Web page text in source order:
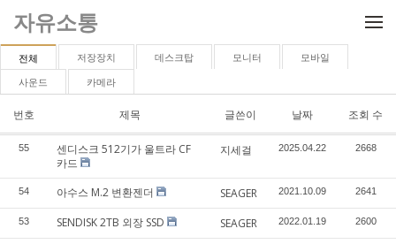
자유소통
전체 저장장치 데스크탑 모니터 모바일
사운드 카메라
번호 제목 글쓴이 날짜 조회 수
55
센디스크 512기가 울트라 CF
카드
지세걸 2025.04.22 2668
54 아수스 M.2 변환젠더 SEAGER 2021.10.09 2641
53 SENDISK 2TB 외장 SSD SEAGER 2022.01.19 2600